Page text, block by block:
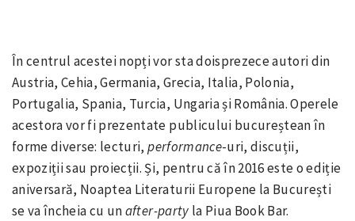
În centrul acestei nopți vor sta doisprezece autori din
Austria, Cehia, Germania, Grecia, Italia, Polonia,
Portugalia, Spania, Turcia, Ungaria și România. Operele
acestora vor fi prezentate publicului bucureștean în
forme diverse: lecturi,performance-uri, discuții,
expoziții sau proiecții. Și, pentru că în 2016 este o ediție
aniversară, Noaptea Literaturii Europene la București
se va încheia cu unafter-party la Piua Book Bar.